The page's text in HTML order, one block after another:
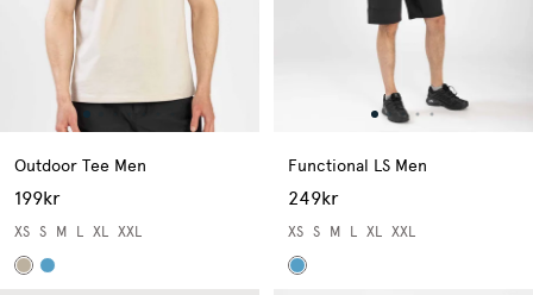
Outdoor Tee Men
199kr
XS S M L XL XXL
Functional LS Men
249kr
XS S M L XL XXL